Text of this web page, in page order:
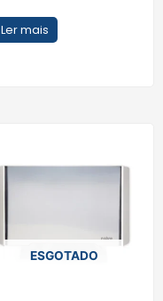
Ler mais
ESGOTADO